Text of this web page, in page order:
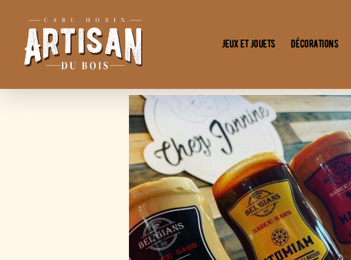
Du
Jeux et Jouets Décorations